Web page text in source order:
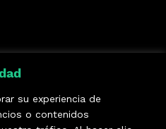
su experiencia de
o contenidos